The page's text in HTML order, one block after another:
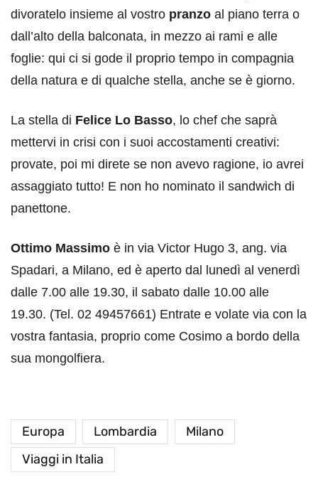
divoratelo insieme al vostro pranzo al piano terra o
dall’alto della balconata, in mezzo ai rami e alle
foglie: qui ci si gode il proprio tempo in compagnia
della natura e di qualche stella, anche se è giorno.
La stella di Felice Lo Basso, lo chef che saprà
mettervi in crisi con i suoi accostamenti creativi:
provate, poi mi direte se non avevo ragione, io avrei
assaggiato tutto! E non ho nominato il sandwich di
panettone.
Ottimo Massimo è in via Victor Hugo 3, ang. via
Spadari, a Milano, ed è aperto dal lunedì al venerdì
dalle 7.00 alle 19.30, il sabato dalle 10.00 alle
19.30. (Tel. 02 49457661) Entrate e volate via con la
vostra fantasia, proprio come Cosimo a bordo della
sua mongolfiera.
Europa Lombardia
Milano
Viaggi in Italia